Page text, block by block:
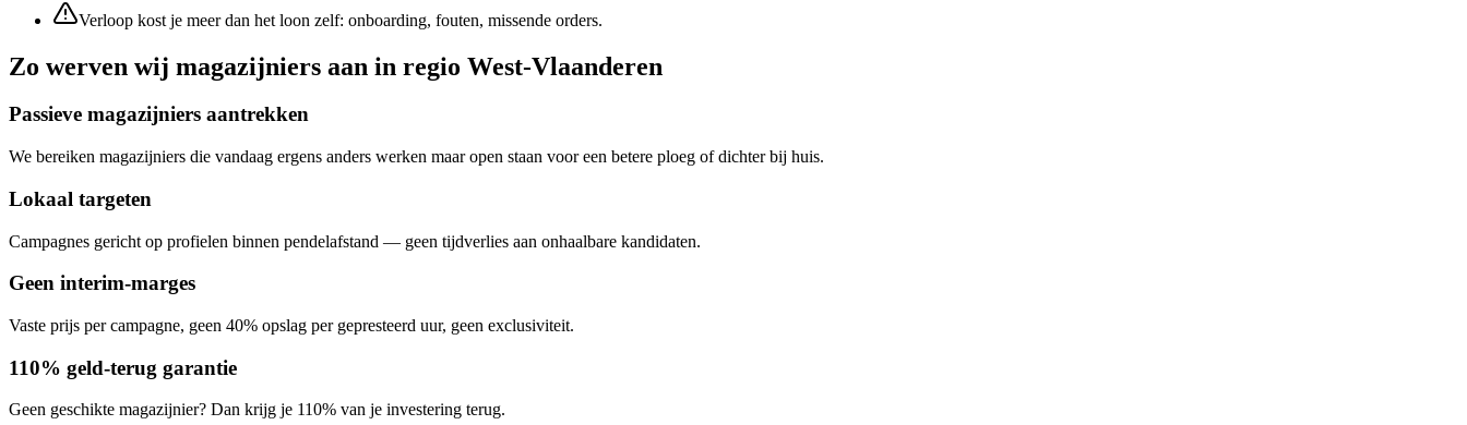
Verloop kost je meer dan het loon zelf: onboarding, fouten, missende orders.
Zo werven wij magazijniers aan in regio West-Vlaanderen
Passieve magazijniers aantrekken
We bereiken magazijniers die vandaag ergens anders werken maar open staan voor een betere ploeg of dichter bij huis.
Lokaal targeten
Campagnes gericht op profielen binnen pendelafstand — geen tijdverlies aan onhaalbare kandidaten.
Geen interim-marges
Vaste prijs per campagne, geen 40% opslag per gepresteerd uur, geen exclusiviteit.
110% geld-terug garantie
Geen geschikte magazijnier? Dan krijg je 110% van je investering terug.